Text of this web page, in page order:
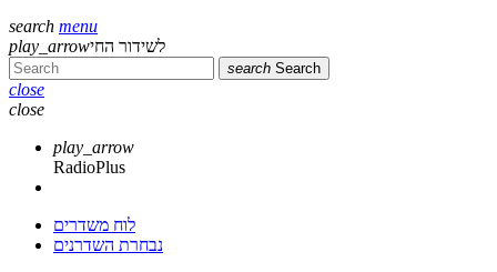
search menu
play_arrowלשידור החי
search Search
close
close
play_arrow
RadioPlus
לוח משדרים
נבחרת השדרנים